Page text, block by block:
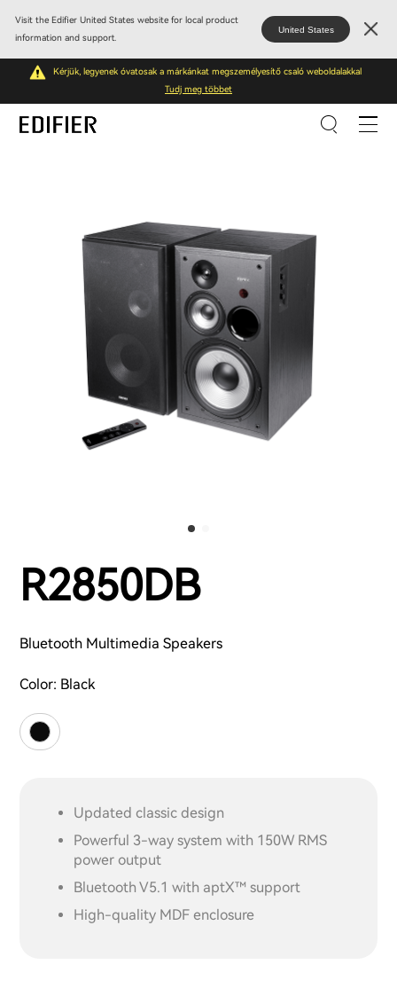
Visit the Edifier United States website for local product
information and support.
United States
Kérjük, legyenek óvatosak a márkánkat megszemélyesítő csaló weboldalakkal
Tudj meg többet
R2850DB
Bluetooth Multimedia Speakers
Color: Black
Updated classic design
Powerful 3-way system with 150W RMS
power output
Bluetooth V5.1 with aptX™ support
High-quality MDF enclosure